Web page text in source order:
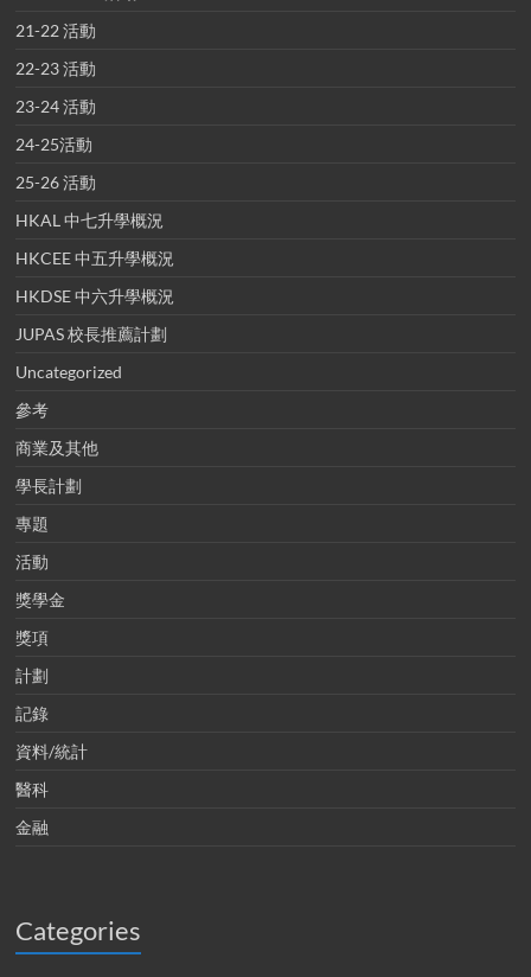
21-22 活動
22-23 活動
23-24 活動
24-25活動
25-26 活動
HKAL 中七升學概況
HKCEE 中五升學概況
HKDSE 中六升學概況
JUPAS 校長推薦計劃
Uncategorized
參考
商業及其他
學長計劃
專題
活動
獎學金
獎項
計劃
記錄
資料/統計
醫科
金融
Categories